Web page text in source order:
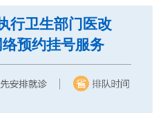
行卫生部门医改
预约挂号服务